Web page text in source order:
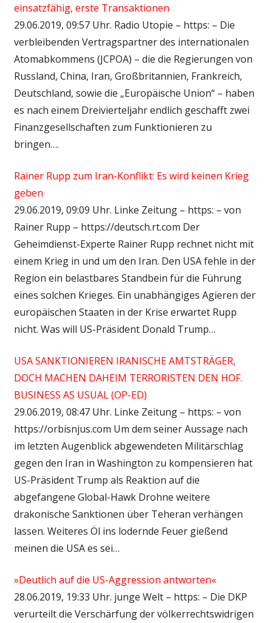
einsatzfähig, erste Transaktionen
29.06.2019, 09:57 Uhr. Radio Utopie – https: – Die
verbleibenden Vertragspartner des internationalen
Atomabkommens (JCPOA) – die die Regierungen von
Russland, China, Iran, Großbritannien, Frankreich,
Deutschland, sowie die „Europäische Union“ – haben
es nach einem Dreivierteljahr endlich geschafft zwei
Finanzgesellschaften zum Funktionieren zu
bringen….
Rainer Rupp zum Iran-Konflikt: Es wird keinen Krieg
geben
29.06.2019, 09:09 Uhr. Linke Zeitung – https: – von
Rainer Rupp – https://deutsch.rt.com Der
Geheimdienst-Experte Rainer Rupp rechnet nicht mit
einem Krieg in und um den Iran. Den USA fehle in der
Region ein belastbares Standbein für die Führung
eines solchen Krieges. Ein unabhängiges Agieren der
europäischen Staaten in der Krise erwartet Rupp
nicht. Was will US-Präsident Donald Trump…
USA SANKTIONIEREN IRANISCHE AMTSTRÄGER,
DOCH MACHEN DAHEIM TERRORISTEN DEN HOF.
BUSINESS AS USUAL (OP-ED)
29.06.2019, 08:47 Uhr. Linke Zeitung – https: – von
https://orbisnjus.com Um dem seiner Aussage nach
im letzten Augenblick abgewendeten Militärschlag
gegen den Iran in Washington zu kompensieren hat
US-Präsident Trump als Reaktion auf die
abgefangene Global-Hawk Drohne weitere
drakonische Sanktionen über Teheran verhängen
lassen. Weiteres Öl ins lodernde Feuer gießend
meinen die USA es sei…
»Deutlich auf die US-Aggression antworten«
28.06.2019, 19:33 Uhr. junge Welt – https: – Die DKP
verurteilt die Verschärfung der völkerrechtswidrigen